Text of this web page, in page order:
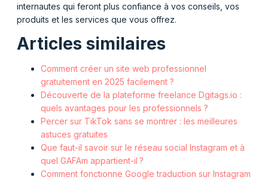
internautes qui feront plus confiance à vos conseils, vos
produits et les services que vous offrez.
Articles similaires
Comment créer un site web professionnel
gratuitement en 2025 facilement ?
Découverte de la plateforme freelance Dgitags.io :
quels avantages pour les professionnels ?
Percer sur TikTok sans se montrer : les meilleures
astuces gratuites
Que faut-il savoir sur le réseau social Instagram et à
quel GAFAm appartient-il ?
Comment fonctionne Google traduction sur Instagram